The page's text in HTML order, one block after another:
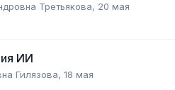
Третьякова, 20 мая
ИИ
Гилязова, 18 мая